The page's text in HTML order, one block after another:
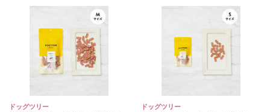
ドッグツリー ドッグツリー